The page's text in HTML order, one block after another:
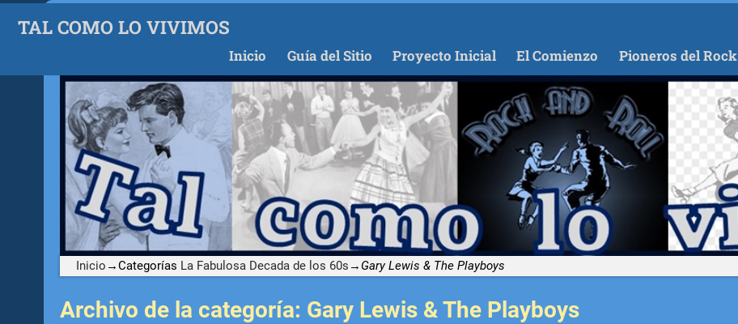
TAL COMO LO VIVIMOS
Inicio Guía del Sitio Proyecto Inicial El Comienzo Pioneros del Rock
Inicio →Categorías La Fabulosa Decada de los 60s → Gary Lewis & The Playboys
Archivo de la categoría: Gary Lewis & The Playboys